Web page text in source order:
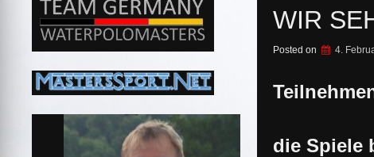
WIR
Posted on 4.
die Spiele